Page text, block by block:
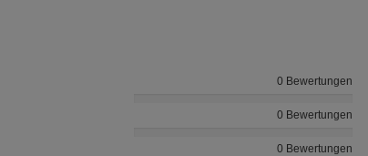
0 Bewertungen
0 Bewertungen
0 Bewertungen